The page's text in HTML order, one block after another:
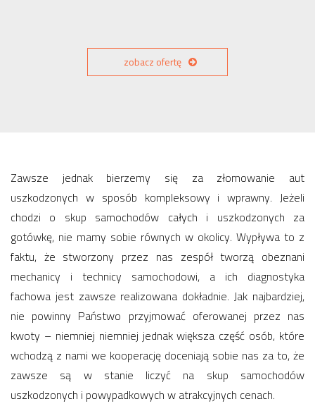
zobacz ofertę
Zawsze jednak bierzemy się za złomowanie aut
uszkodzonych w sposób kompleksowy i wprawny. Jeżeli
chodzi o skup samochodów całych i uszkodzonych za
gotówkę, nie mamy sobie równych w okolicy. Wypływa to z
faktu, że stworzony przez nas zespół tworzą obeznani
mechanicy i technicy samochodowi, a ich diagnostyka
fachowa jest zawsze realizowana dokładnie. Jak najbardziej,
nie powinny Państwo przyjmować oferowanej przez nas
kwoty – niemniej niemniej jednak większa część osób, które
wchodzą z nami we kooperację doceniają sobie nas za to, że
zawsze są w stanie liczyć na skup samochodów
uszkodzonych i powypadkowych w atrakcyjnych cenach.